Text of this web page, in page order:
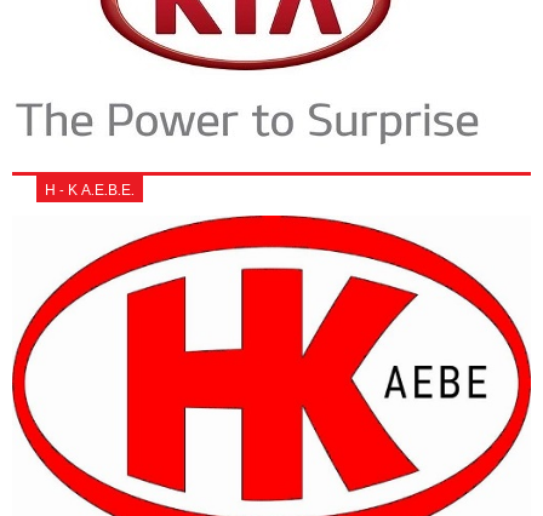
Η - Κ Α.Ε.Β.Ε.